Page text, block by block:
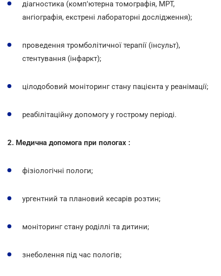
діагностика (комп'ютерна томографія, МРТ,
ангіографія, екстрені лабораторні дослідження);
проведення тромболітичної терапії (інсульт),
стентування (інфаркт);
цілодобовий моніторинг стану пацієнта у реанімації;
реабілітаційну допомогу у гострому періоді.
2. Медична допомога при пологах :
фізіологічні пологи;
ургентний та плановий кесарів розтин;
моніторинг стану роділлі та дитини;
знеболення під час пологів;